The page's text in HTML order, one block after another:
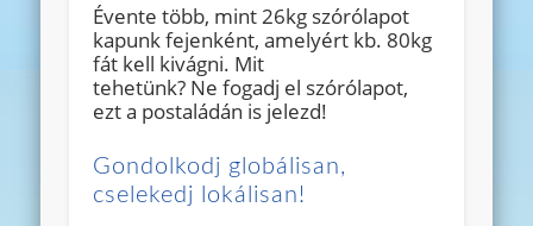
Évente több, mint 26kg szórólapot
kapunk fejenként, amelyért kb. 80kg
fát kell kivágni. Mit
tehetünk? Ne fogadj el szórólapot,
ezt a postaládán is jelezd!
Gondolkodj globálisan,
cselekedj lokálisan!